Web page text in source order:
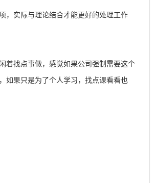
，实际与理论结合才能更好的处理工作
着找点事做，感觉如果公司强制需要这个
如果只是为了个人学习，找点课看看也